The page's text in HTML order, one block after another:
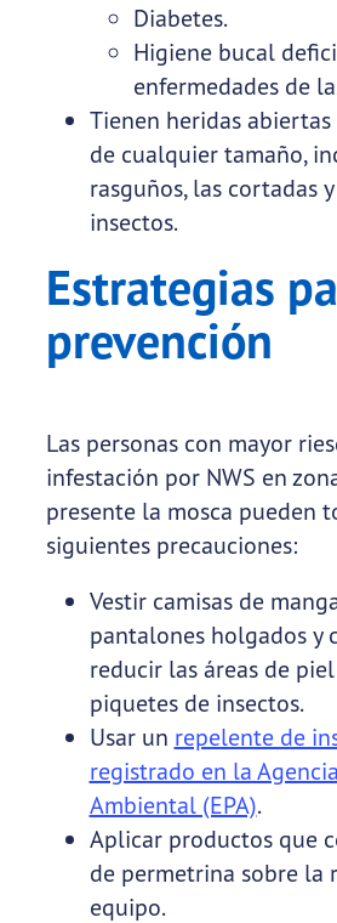
Diabetes.
Higiene bucal
enfermedades de
Tienen heridas
de cualquier tamaño,
rasguños, las cortadas
insectos.
Estrategias
prevención
Las personas con mayor
infestación por NWS en
presente la mosca pueden
siguientes precauciones:
Vestir camisas de
pantalones holgados y
reducir las áreas de
piquetes de insectos.
Usar un repelente de
registrado en la
Ambiental (EPA).
Aplicar productos que
de permetrina sobre la
equipo.